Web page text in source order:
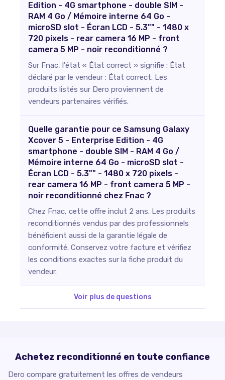
Edition - 4G smartphone - double SIM -
RAM 4 Go / Mémoire interne 64 Go -
microSD slot - Écran LCD - 5.3"" - 1480 x
720 pixels - rear camera 16 MP - front
camera 5 MP - noir reconditionné ?
Sur Fnac, l'état « État correct » signifie : État
déclaré par le vendeur : État correct. Les
produits listés sur Dero proviennent de
vendeurs partenaires vérifiés.
Quelle garantie pour ce Samsung Galaxy
Xcover 5 - Enterprise Edition - 4G
smartphone - double SIM - RAM 4 Go /
Mémoire interne 64 Go - microSD slot -
Écran LCD - 5.3"" - 1480 x 720 pixels -
rear camera 16 MP - front camera 5 MP -
noir reconditionné chez Fnac ?
Chez Fnac, cette offre inclut 2 ans. Les produits
reconditionnés vendus par des professionnels
bénéficient aussi de la garantie légale de
conformité. Conservez votre facture et vérifiez
les conditions exactes sur la fiche produit du
vendeur.
Voir plus de questions
Achetez reconditionné en toute confiance
Dero compare gratuitement les offres de vendeurs